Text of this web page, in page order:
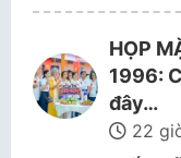
HỌP
1996:
đây…
22